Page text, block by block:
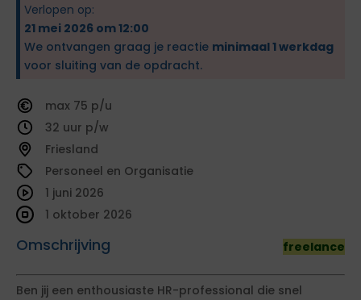
Verlopen op:
21 mei 2026 om 12:00
We ontvangen graag je reactie minimaal 1 werkdag
voor sluiting van de opdracht.
75
32
Friesland
Personeel en Organisatie
Omschrijving freelance
1 juni 2026
1 oktober 2026
Ben jij een enthousiaste HR-professional die snel